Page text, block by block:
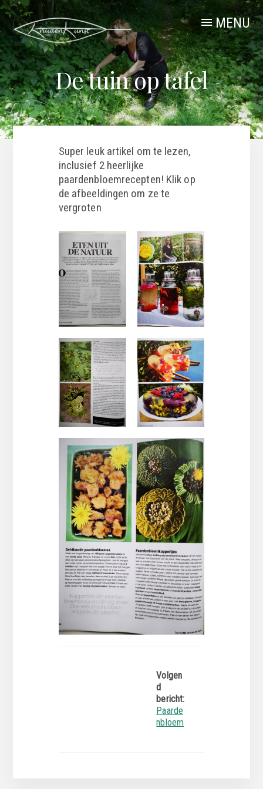
Skip
to
content
MENU
De tuin op tafel
Super leuk artikel om te lezen,
inclusief 2 heerlijke
paardenbloemrecepten! Klik op
de afbeeldingen om ze te
vergroten
Volgen
d
bericht:
Paarde
nbloem